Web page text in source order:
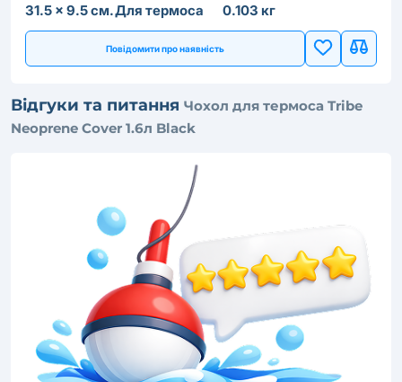
31.5 × 9.5 см.Для термоса 0.103 кг
Повідомити про наявність
Відгуки та питання Чохол для термоса Tribe
Neoprene Cover 1.6л Black